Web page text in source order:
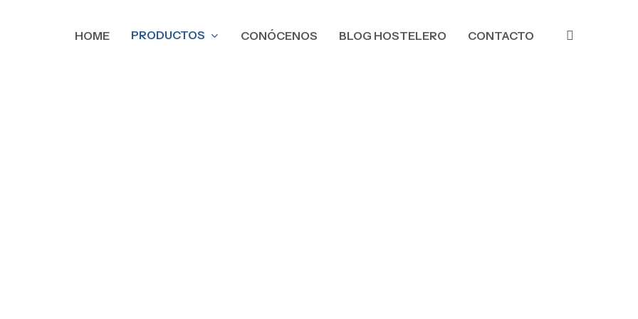
HOME PRODUCTOS CONÓCENOS BLOG HOSTELERO CONTACTO INSTAGRAM